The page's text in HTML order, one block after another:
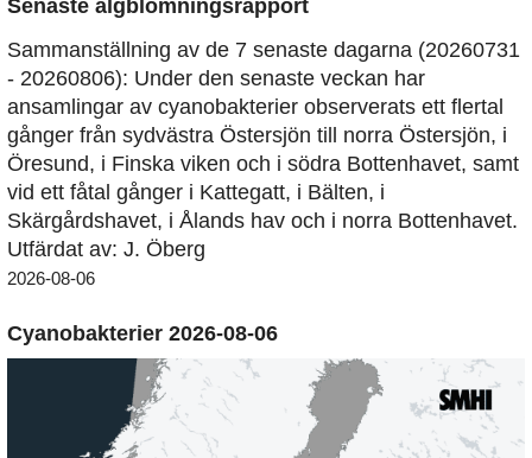
Senaste algblomningsrapport
Sammanställning av de 7 senaste dagarna (20260731
- 20260806): Under den senaste veckan har
ansamlingar av cyanobakterier observerats ett flertal
gånger från sydvästra Östersjön till norra Östersjön, i
Öresund, i Finska viken och i södra Bottenhavet, samt
vid ett fåtal gånger i Kattegatt, i Bälten, i
Skärgårdshavet, i Ålands hav och i norra Bottenhavet.
Utfärdat av: J. Öberg
2026-08-06
Cyanobakterier 2026-08-06